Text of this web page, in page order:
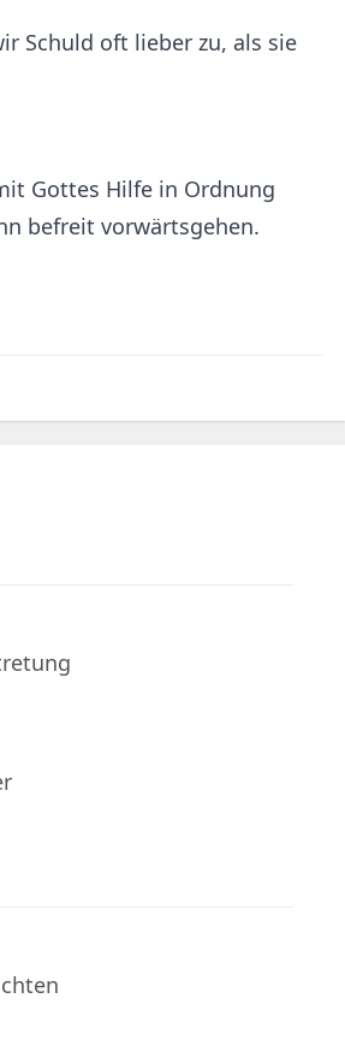
Schuld oft lieber zu, als sie
Gottes Hilfe in Ordnung
befreit vorwärtsgehen.